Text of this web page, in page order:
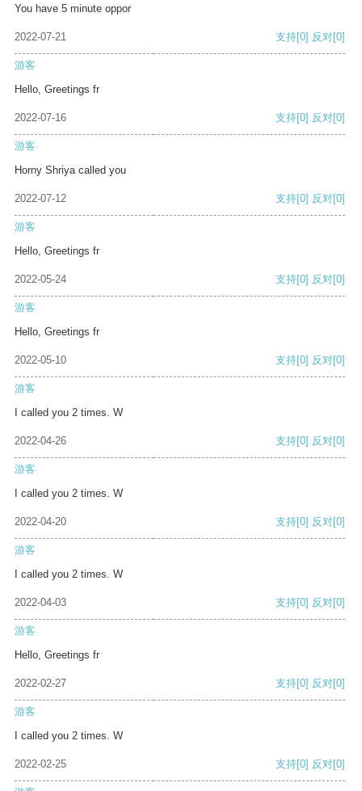
You have 5 minute oppor
2022-07-21 支持[0] 反对[0]
游客
Hello, Greetings fr
2022-07-16 支持[0] 反对[0]
游客
Horny Shriya called you
2022-07-12 支持[0] 反对[0]
游客
Hello, Greetings fr
2022-05-24 支持[0] 反对[0]
游客
Hello, Greetings fr
2022-05-10 支持[0] 反对[0]
游客
I called you 2 times. W
2022-04-26 支持[0] 反对[0]
游客
I called you 2 times. W
2022-04-20 支持[0] 反对[0]
游客
I called you 2 times. W
2022-04-03 支持[0] 反对[0]
游客
Hello, Greetings fr
2022-02-27 支持[0] 反对[0]
游客
I called you 2 times. W
2022-02-25 支持[0] 反对[0]